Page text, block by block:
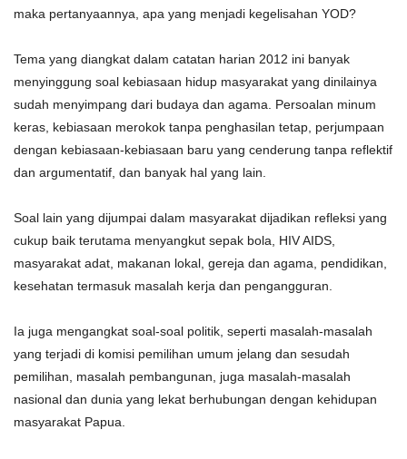
maka pertanyaannya, apa yang menjadi kegelisahan YOD?
Tema yang diangkat dalam catatan harian 2012 ini banyak
menyinggung soal kebiasaan hidup masyarakat yang dinilainya
sudah menyimpang dari budaya dan agama. Persoalan minum
keras, kebiasaan merokok tanpa penghasilan tetap, perjumpaan
dengan kebiasaan-kebiasaan baru yang cenderung tanpa reflektif
dan argumentatif, dan banyak hal yang lain.
Soal lain yang dijumpai dalam masyarakat dijadikan refleksi yang
cukup baik terutama menyangkut sepak bola, HIV AIDS,
masyarakat adat, makanan lokal, gereja dan agama, pendidikan,
kesehatan termasuk masalah kerja dan pengangguran.
Ia juga mengangkat soal-soal politik, seperti masalah-masalah
yang terjadi di komisi pemilihan umum jelang dan sesudah
pemilihan, masalah pembangunan, juga masalah-masalah
nasional dan dunia yang lekat berhubungan dengan kehidupan
masyarakat Papua.